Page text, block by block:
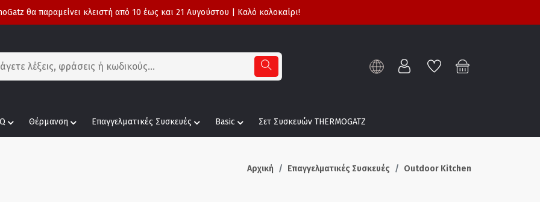
θα παραμείνει κλειστή από 10 έως και 21 Αυγούστου | Καλό καλοκαίρι!
Θέρμανση Επαγγελματικές Συσκευές Basic Σετ Συσκευών THERMOGATZ
Αρχική Επαγγελματικές Συσκευές Outdoor Kitchen